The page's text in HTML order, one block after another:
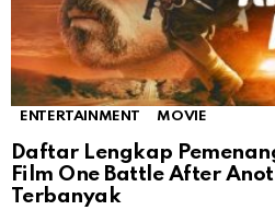
ENTERTAINMENT MOVIE
Daftar Lengkap
Film One Battle After
Terbanyak